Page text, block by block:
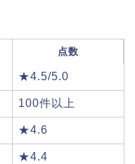
点数
★4.5/5.0
100件以上
★4.6
★4.4